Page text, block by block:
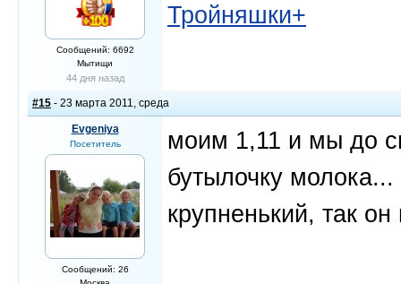
Сообщений: 6692
Мытищи
44 дня назад
Тройняшки+
#15 - 23 марта 2011, среда
Evgeniya
Посетитель
Сообщений: 26
моим 1,11 и мы до
бутылочку
крупненький, так